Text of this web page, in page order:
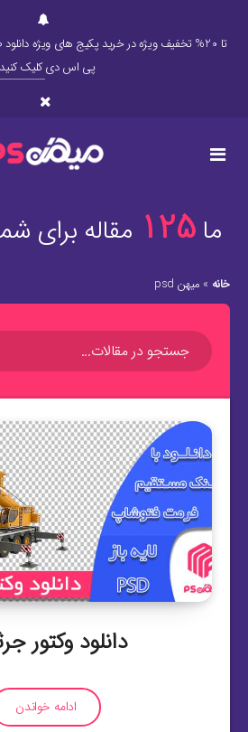
تا 20% تخفیف ویژه در خرید پکیج های ویژه
پی اس دیکلیک کنید
ما125 مقاله برای
خانه » میهن psd
دانلود وکتور
ادامه خواندن